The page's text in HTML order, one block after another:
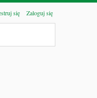
się Zaloguj się